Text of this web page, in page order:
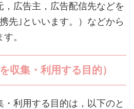
広告主，広告配信先などを
先｣といいます。）などから
。
収集・利用する目的）
利用する目的は，以下のと